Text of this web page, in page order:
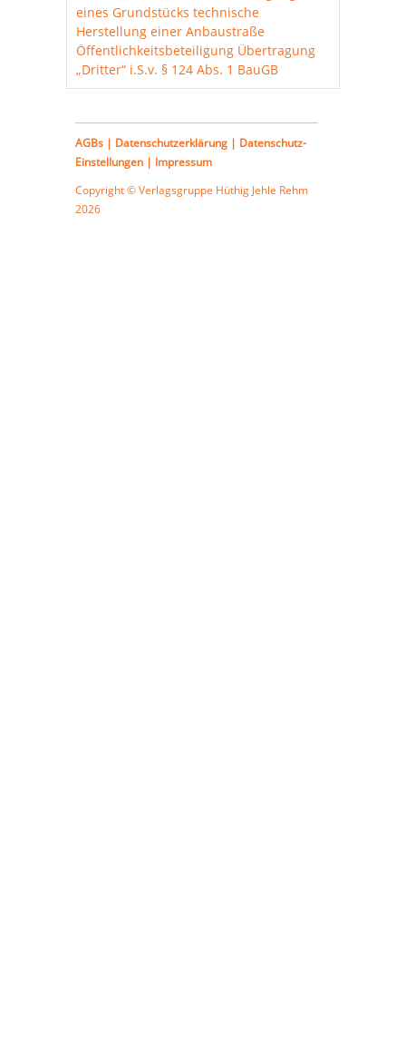
eines Grundstücks technische
Herstellung einer Anbaustraße
Öffentlichkeitsbeteiligung Übertragung
„Dritter“ i.S.v. § 124 Abs. 1 BauGB
AGBs | Datenschutzerklärung | Datenschutz-
Einstellungen | Impressum
Copyright © Verlagsgruppe Hüthig Jehle Rehm
2026